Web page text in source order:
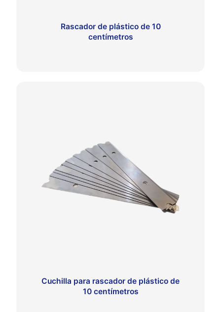
Rascador de plástico de 10
centímetros
Cuchilla para rascador de plástico de
10 centímetros